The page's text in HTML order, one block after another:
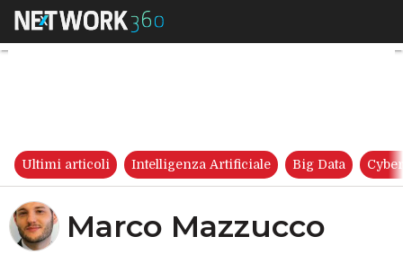
Marco Mazzucco
Ultimi articoli Intelligenza Artificiale Big Data
Marco Mazzucco